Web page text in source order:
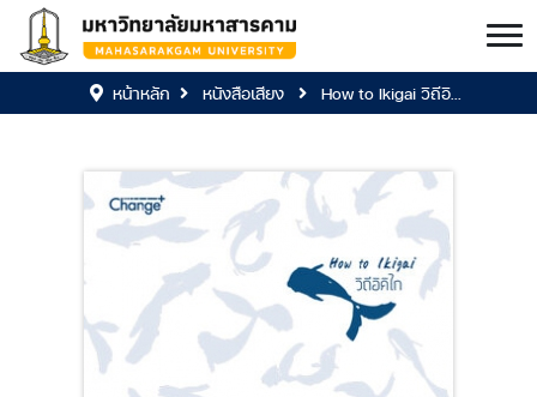
หน้าหลัก หนังสือเสียง How to Ikigai วิถีอิ...